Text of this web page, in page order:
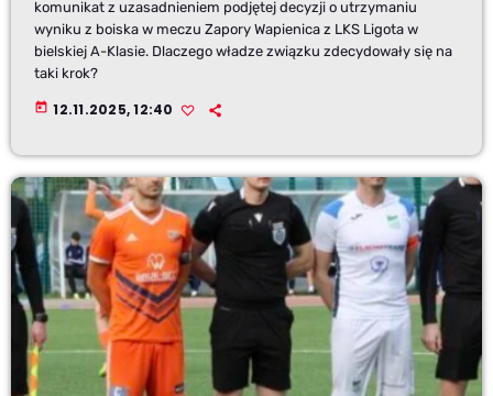
komunikat z uzasadnieniem podjętej decyzji o utrzymaniu
wyniku z boiska w meczu Zapory Wapienica z LKS Ligota w
bielskiej A-Klasie. Dlaczego władze związku zdecydowały się na
taki krok?
today 12.11.2025, 12:40